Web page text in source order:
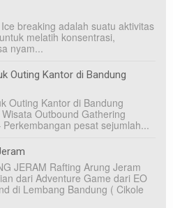
breaking adalah suatu aktivitas
melatih konsentrasi,
nyam...
Outing Kantor di Bandung
Outing Kantor di Bandung
Outbound Gathering
pesat sejumlah...
JERAM Rafting Arung Jeram
dari Adventure Game dari EO
di Lembang Bandung ( Cikole